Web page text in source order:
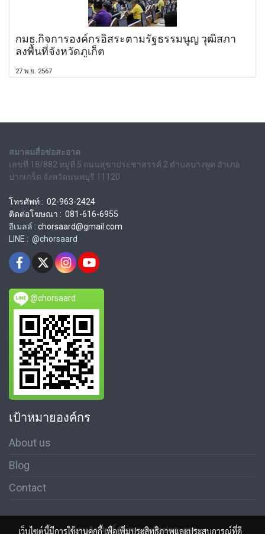
กมธ.กิจการองค์กรอิสระตามรัฐธรรมนูญ วุฒิสภา
ลงพื้นที่จังหวัดภูเก็ต
27 พ.ย. 2567
สมาคมสื่อช่อสะอาด
เลขที่ 18/882 หมู่ที่ 5 ถนนสุขาประชาสรรค์ 2 ตำบลบางพูด อำเภอ
ปากเกร็ด จังหวัดนนทบุรี 11120
โทรศัพท์ : 02-963-2424
ติดต่อโฆษณา : 081-616-6955
อีเมลล์ : chorsaard@gmail.com
LINE : @chorsaard
@chorsaard
เป้าหมายองค์กร
About us
Blog
Contact
สงวนลิขสิทธิ์ © สมาคมสื่อช่อสะอาด
เว็บไซต์นี้มีการใช้งานคุกกี้ เพื่อเพิ่มประสิทธิภาพและประสบการณ์ที่ดี